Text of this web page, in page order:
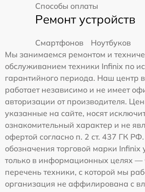
Способы оплаты
Ремонт устройств
Смартфонов
Ноутбуков
Мы занимаемся ремонтом и
обслуживанием техники Infinix по
гарантийного периода. Наш центр
работает независимо и не имеет
авторизации от производителя.
указанные на сайте, носят
ознакомительный характер и не
офертой согласно п. 2 ст. 437 ГК
обозначения торговой марки Infinix
только в информационных целях —
перечень техники, с которой мы
организация не аффилирована с